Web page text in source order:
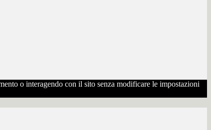
o interagendo con il sito senza modificare le impostazioni